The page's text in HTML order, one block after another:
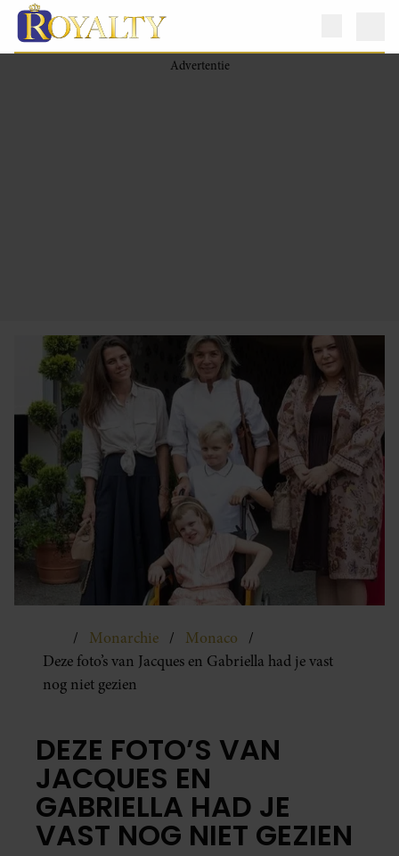
Monarchie
Monaco
Deze foto’s van Jacques en Gabriella had je vast
nog niet gezien
DEZE FOTO’S VAN
JACQUES EN
GABRIELLA HAD JE
VAST NOG NIET GEZIEN